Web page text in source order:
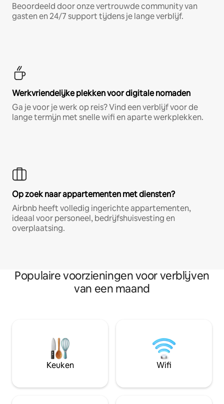
Beoordeeld door onze vertrouwde community van
gasten en 24/7 support tijdens je lange verblijf.
Werkvriendelijke plekken voor digitale nomaden
Ga je voor je werk op reis? Vind een verblijf voor de
lange termijn met snelle wifi en aparte werkplekken.
Op zoek naar appartementen met diensten?
Airbnb heeft volledig ingerichte appartementen,
ideaal voor personeel, bedrijfshuisvesting en
overplaatsing.
Populaire voorzieningen voor verblijven
van een maand
Keuken Wifi